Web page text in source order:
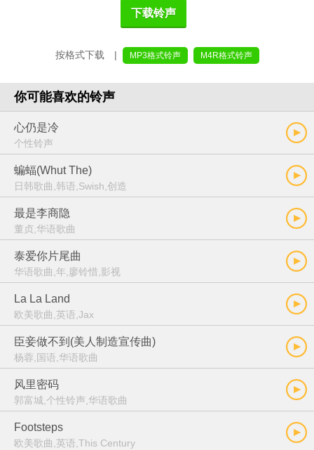
下载铃声
按格式下载 | MP3格式铃声 M4R格式铃声
你可能喜欢的铃声
心仍是冷
个性铃声
蝙蝠(Whut The)
日韩歌曲,韩语,Swish,创造
最是李商隐
董贞,华语歌曲
泰爱你片尾曲
华语歌曲,年,廖铃惜,影视
La La Land
欧美歌曲,英语,Jax
臣妾做不到(美人制造宣传曲)
杨蓉,国语,华语歌曲
风里密码
郭富城,个性铃声,华语歌曲
Footsteps
欧美歌曲,英语,This Century